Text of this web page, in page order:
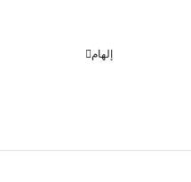
إلهام